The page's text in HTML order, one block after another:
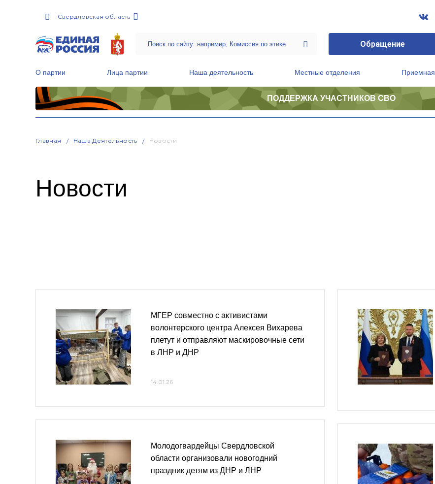
Свердловская область
Обращение
О партии Лица партии Наша деятельность Местные отделения Приемная
ПОДДЕРЖКА УЧАСТНИКОВ СВО
Главная Наша Деятельность Новости
Новости
МГЕР совместно с активистами
волонтерского центра Алексея Вихарева
плетут и отправляют маскировочные сети
в ЛНР и ДНР
14.01.26
Молодогвардейцы Свердловской
области организовали новогодний
праздник детям из ДНР и ЛНР